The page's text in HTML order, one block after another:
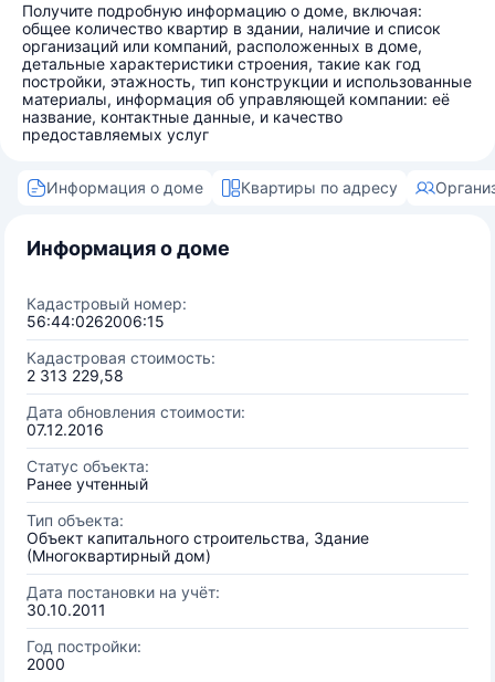
Получите подробную информацию о доме, включая:
общее количество квартир в здании, наличие и список
организаций или компаний, расположенных в доме,
детальные характеристики строения, такие как год
постройки, этажность, тип конструкции и использованные
материалы, информация об управляющей компании: её
название, контактные данные, и качество
предоставляемых услуг
Информация о доме Квартиры по адресу
Информация о доме
Кадастровый номер:
56:44:0262006:15
Кадастровая стоимость:
2 313 229,58
Дата обновления стоимости:
07.12.2016
Статус объекта:
Ранее учтенный
Тип объекта:
Объект капитального строительства, Здание
(Многоквартирный дом)
Дата постановки на учёт:
30.10.2011
Год постройки:
2000